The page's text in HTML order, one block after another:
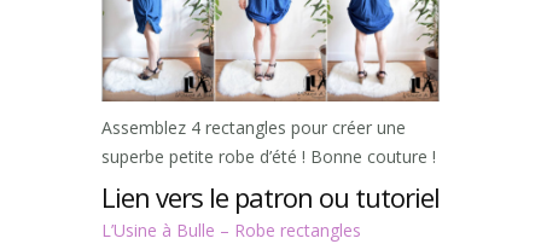
Assemblez 4 rectangles pour créer une
superbe petite robe d’été ! Bonne couture !
Lien vers le patron ou tutoriel
L’Usine à Bulle – Robe rectangles